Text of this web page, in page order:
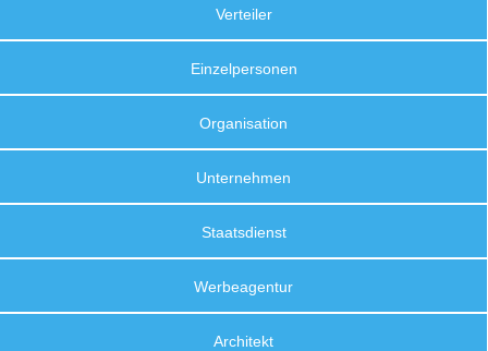
Verteiler
Einzelpersonen
Organisation
Unternehmen
Staatsdienst
Werbeagentur
Architekt